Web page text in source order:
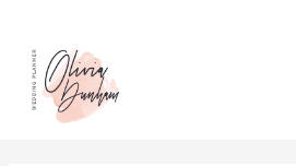
contenido